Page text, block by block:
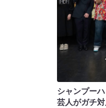
シャンプー
芸人がガチ